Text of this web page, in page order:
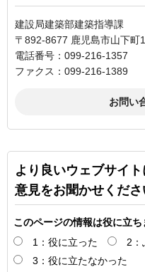
建設局建築部建築指導課
〒892-8677 鹿児島市山下町
電話番号：099-216-1357
ファクス：099-216-1389
より良いウェブサイ
意見をお聞かせくださ
このページの情報は役に立ち
1：役に立った
2：
3：役に立たなかった